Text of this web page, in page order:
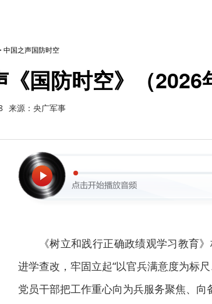
中国之声国防时空
国防时空》（2026
来源：央广军事
《树立和践行正确政绩观学习教育
进学查改，牢固立起“以官兵满意度为标
党员干部把工作重心向为兵服务聚焦、向